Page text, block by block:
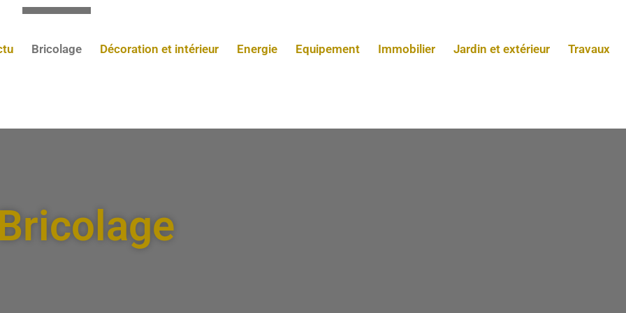
Bricolage Décoration et intérieur Energie Equipement Immobilier Jardin et extérieur Travaux